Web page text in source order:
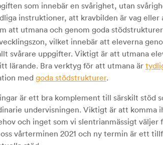
som innebär en svårighet, utan
instruktioner, att kravbilden är vag eller
att utmana och genom goda
vilket innebär att eleverna
svårare uppgifter. Viktigt är att utmana
lärande. Bra verktyg för att utmana är
medgoda stödstrukturer.
är ett bra komplement till särskilt stöd
undervisningen. Viktigt är att komma
och inget som vi slentrianmässigt väljer
vårterminen 2021 och ny termin är ett